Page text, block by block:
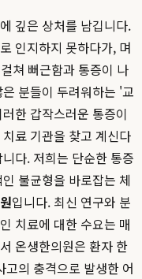
깊은 상처를 남깁니다.
인지하지 못하다가, 며
쳐 뻐근함과 통증이 나
분들이 두려워하는 '교
한 갑작스러운 통증이
료 기관을 찾고 계신다
다. 저희는 단순한 통증
불균형을 바로잡는 체
입니다. 최신 연구와 분
치료에 대한 수요는 매
온생한의원은 환자 한
의 충격으로 발생한 어